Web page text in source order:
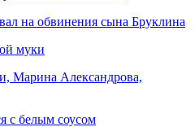
на обвинения сына Бруклина
муки
Марина Александрова,
с белым соусом